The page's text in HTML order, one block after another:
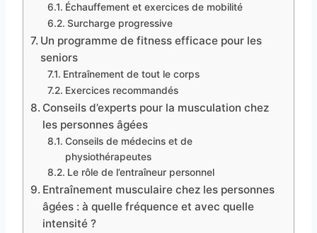
Échauffement et exercices de mobilité
Surcharge progressive
Un programme de fitness efficace pour les
seniors
Entraînement de tout le corps
Exercices recommandés
Conseils d’experts pour la musculation chez
les personnes âgées
Conseils de médecins et de
physiothérapeutes
Le rôle de l’entraîneur personnel
Entraînement musculaire chez les personnes
âgées : à quelle fréquence et avec quelle
intensité ?